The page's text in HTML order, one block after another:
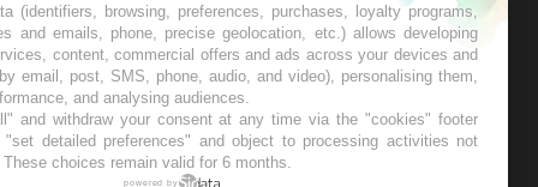
(identifiers, browsing, preferences, purchases, loyalty programs,
and emails, phone, precise geolocation, etc.) allows developing
content, commercial offers and ads across your devices and
email, post, SMS, phone, audio, and video), personalising them,
and analysing audiences.
and withdraw your consent at any time via the "cookies" footer
detailed preferences" and object to processing activities not
choices remain valid for 6 months.
powered by